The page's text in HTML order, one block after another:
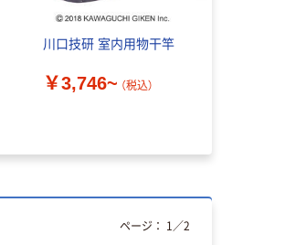
川口技研 室内用物干竿
￥3,746~ （税込）
ページ： 1 ／2